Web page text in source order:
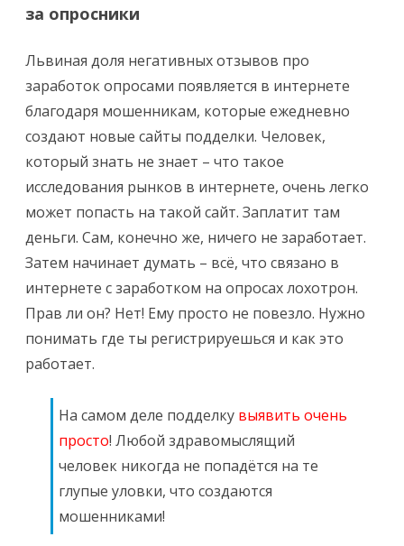
за опросники
Львиная доля негативных отзывов про
заработок опросами появляется в интернете
благодаря мошенникам, которые ежедневно
создают новые сайты подделки. Человек,
который знать не знает – что такое
исследования рынков в интернете, очень легко
может попасть на такой сайт. Заплатит там
деньги. Сам, конечно же, ничего не заработает.
Затем начинает думать – всё, что связано в
интернете с заработком на опросах лохотрон.
Прав ли он? Нет! Ему просто не повезло. Нужно
понимать где ты регистрируешься и как это
работает.
На самом деле подделку выявить очень
просто! Любой здравомыслящий
человек никогда не попадётся на те
глупые уловки, что создаются
мошенниками!